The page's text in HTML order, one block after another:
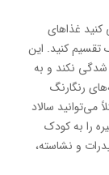
غذاهای
کنید. این
نکند و به
رنگارنگ
سالاد
را به کودک
و نشاسته،